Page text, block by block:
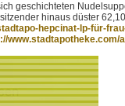
geschichteten
hinaus düster
hepcinat-lp-für-